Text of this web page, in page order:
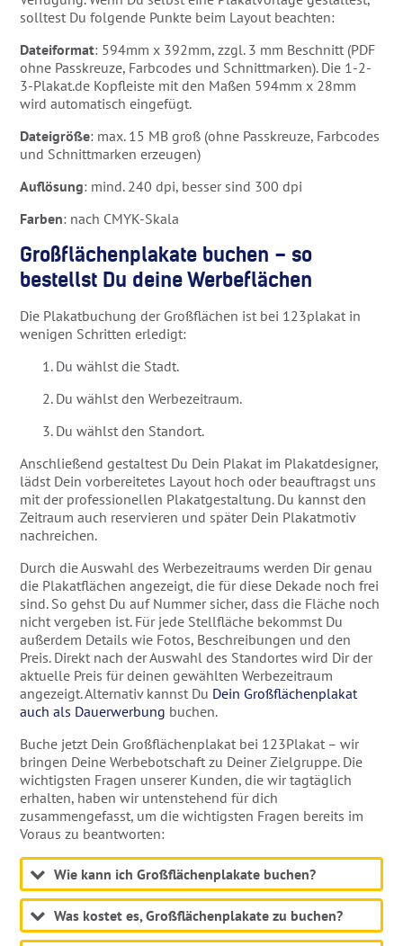
solltest Du folgende Punkte beim Layout beachten:
Dateiformat: 594mm x 392mm, zzgl. 3 mm Beschnitt (PDF
ohne Passkreuze, Farbcodes und Schnittmarken). Die 1-2-
3-Plakat.de Kopfleiste mit den Maßen 594mm x 28mm
wird automatisch eingefügt.
Dateigröße: max. 15 MB groß (ohne Passkreuze, Farbcodes
und Schnittmarken erzeugen)
Auflösung: mind. 240 dpi, besser sind 300 dpi
Farben: nach CMYK-Skala
Großflächenplakate buchen – so
bestellst Du deine Werbeflächen
Die Plakatbuchung der Großflächen ist bei 123plakat in
wenigen Schritten erledigt:
Du wählst die Stadt.
Du wählst den Werbezeitraum.
Du wählst den Standort.
Anschließend gestaltest Du Dein Plakat im Plakatdesigner,
lädst Dein vorbereitetes Layout hoch oder beauftragst uns
mit der professionellen Plakatgestaltung. Du kannst den
Zeitraum auch reservieren und später Dein Plakatmotiv
nachreichen.
Durch die Auswahl des Werbezeitraums werden Dir genau
die Plakatflächen angezeigt, die für diese Dekade noch frei
sind. So gehst Du auf Nummer sicher, dass die Fläche noch
nicht vergeben ist. Für jede Stellfläche bekommst Du
außerdem Details wie Fotos, Beschreibungen und den
Preis. Direkt nach der Auswahl des Standortes wird Dir der
aktuelle Preis für deinen gewählten Werbezeitraum
angezeigt. Alternativ kannst Du Dein Großflächenplakat
auch als Dauerwerbung buchen.
Buche jetzt Dein Großflächenplakat bei 123Plakat – wir
bringen Deine Werbebotschaft zu Deiner Zielgruppe. Die
wichtigsten Fragen unserer Kunden, die wir tagtäglich
erhalten, haben wir untenstehend für dich
zusammengefasst, um die wichtigsten Fragen bereits im
Voraus zu beantworten:
Wie kann ich Großflächenplakate buchen?
Was kostet es, Großflächenplakate zu buchen?